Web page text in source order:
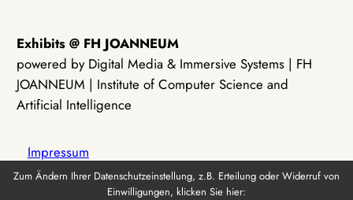
Exhibits @ FH JOANNEUM
powered by Digital Media & Immersive Systems | FH
JOANNEUM | Institute of Computer Science and
Artificial Intelligence
Impressum
Zum Ändern Ihrer Datenschutzeinstellung, z.B. Erteilung oder Widerruf von
Einwilligungen, klicken Sie hier: